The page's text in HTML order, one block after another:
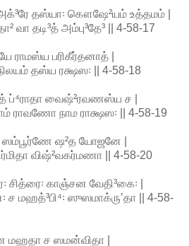
தஸ்யா꞉ கௌஷே²யம் உத்தமம் |
வா தடி³த் அம்பு³தே³ || 4-58-17
ராமஸ்ய பரிகீர்தனாத் |
தஸ்ய ரக்ஷஸ꞉ || 4-58-18
ப்⁴ராதா வைஷ்²ரவணஸ்ய ச |
ராவணோ நாம ராக்ஷஸ꞉ || 4-58-19
ஷ²த யோஜனே |
விஷ்²வகர்மணா || 4-58-20
சித்ரை꞉ காஞ்சன வேதி³கை꞉ |
மஹத்³பி⁴꞉ ஸுஸமாக்ருʼதா || 4-58-
மஹதா ச ஸமன்விதா |